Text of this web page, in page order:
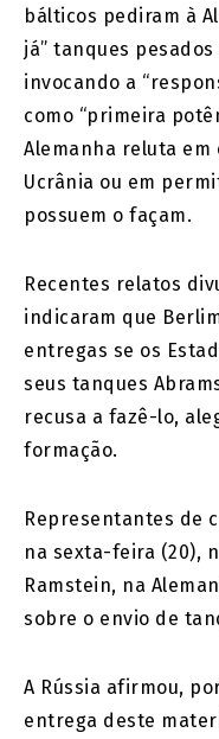
bálticos pediram à
já” tanques
invocando a
como “primeira
Alemanha reluta em
Ucrânia ou em
possuem o façam.
Recentes relatos
indicaram que
entregas se os
seus tanques
recusa a fazê-lo,
formação.
Representantes de
na sexta-feira (20),
Ramstein, na
sobre o envio de
A Rússia afirmou,
entrega deste